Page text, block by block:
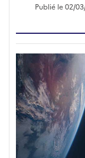
Publié le 02/